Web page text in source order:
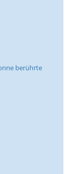
berührte